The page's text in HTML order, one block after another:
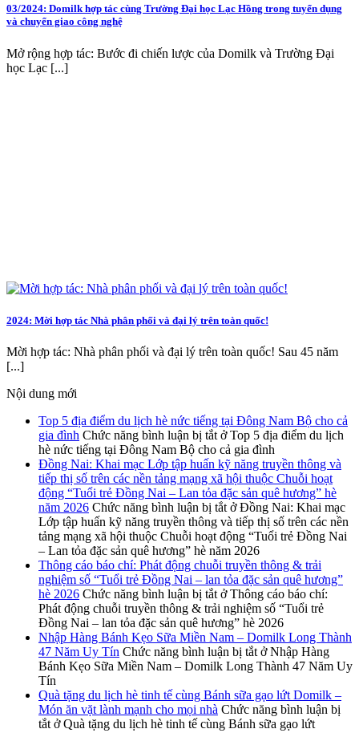
03/2024: Domilk hợp tác cùng Trường Đại học Lạc Hồng trong tuyển dụng
và chuyển giao công nghệ
Mở rộng hợp tác: Bước đi chiến lược của Domilk và Trường Đại
học Lạc [...]
2024: Mời hợp tác Nhà phân phối và đại lý trên toàn quốc!
Mời hợp tác: Nhà phân phối và đại lý trên toàn quốc! Sau 45 năm
[...]
Nội dung mới
Top 5 địa điểm du lịch hè nức tiếng tại Đông Nam Bộ cho cả
gia đình Chức năng bình luận bị tắt ở Top 5 địa điểm du lịch
hè nức tiếng tại Đông Nam Bộ cho cả gia đình
Đồng Nai: Khai mạc Lớp tập huấn kỹ năng truyền thông và
tiếp thị số trên các nền tảng mạng xã hội thuộc Chuỗi hoạt
động “Tuổi trẻ Đồng Nai – Lan tỏa đặc sản quê hương” hè
năm 2026 Chức năng bình luận bị tắt ở Đồng Nai: Khai mạc
Lớp tập huấn kỹ năng truyền thông và tiếp thị số trên các nền
tảng mạng xã hội thuộc Chuỗi hoạt động “Tuổi trẻ Đồng Nai
– Lan tỏa đặc sản quê hương” hè năm 2026
Thông cáo báo chí: Phát động chuỗi truyền thông & trải
nghiệm số “Tuổi trẻ Đồng Nai – lan tỏa đặc sản quê hương”
hè 2026 Chức năng bình luận bị tắt ở Thông cáo báo chí:
Phát động chuỗi truyền thông & trải nghiệm số “Tuổi trẻ
Đồng Nai – lan tỏa đặc sản quê hương” hè 2026
Nhập Hàng Bánh Kẹo Sữa Miền Nam – Domilk Long Thành
47 Năm Uy Tín Chức năng bình luận bị tắt ở Nhập Hàng
Bánh Kẹo Sữa Miền Nam – Domilk Long Thành 47 Năm Uy
Tín
Quà tặng du lịch hè tinh tế cùng Bánh sữa gạo lứt Domilk –
Món ăn vặt lành mạnh cho mọi nhà Chức năng bình luận bị
tắt ở Quà tặng du lịch hè tinh tế cùng Bánh sữa gạo lứt